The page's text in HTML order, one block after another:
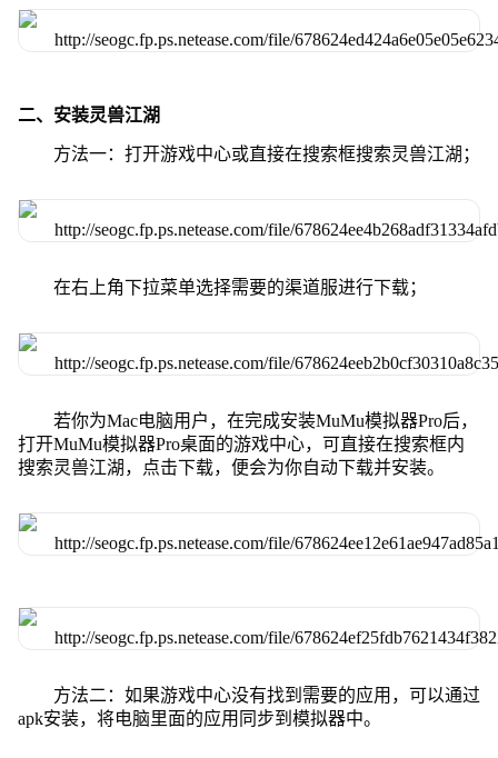
二、安装灵兽江湖
方法一：打开游戏中心或直接在搜索框搜索灵兽江湖；
在右上角下拉菜单选择需要的渠道服进行下载；
若你为Mac电脑用户，在完成安装MuMu模拟器Pro后，
打开MuMu模拟器Pro桌面的游戏中心，可直接在搜索框内
搜索灵兽江湖，点击下载，便会为你自动下载并安装。
方法二：如果游戏中心没有找到需要的应用，可以通过
apk安装，将电脑里面的应用同步到模拟器中。